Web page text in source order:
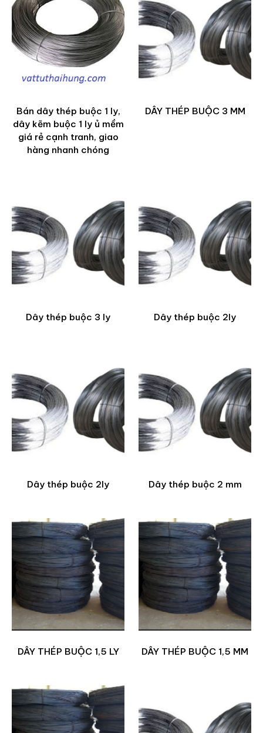
Bán dây thép buộc 1 ly,
dây kẽm buộc 1 ly ủ mềm
giá rẻ cạnh tranh, giao
hàng nhanh chóng
DÂY THÉP BUỘC 3 MM
Dây thép buộc 3 ly Dây thép buộc 2ly
Dây thép buộc 2ly Dây thép buộc 2 mm
DÂY THÉP BUỘC 1,5 LY DÂY THÉP BUỘC 1,5 MM